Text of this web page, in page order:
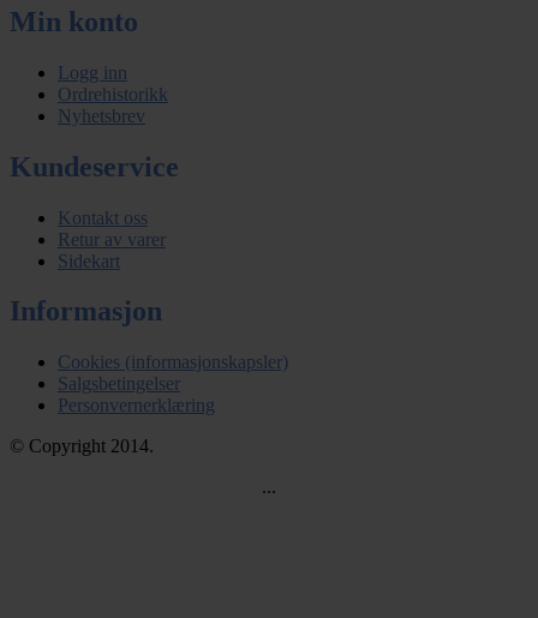
Min konto
Logg inn
Ordrehistorikk
Nyhetsbrev
Kundeservice
Kontakt oss
Retur av varer
Sidekart
Informasjon
Cookies (informasjonskapsler)
Salgsbetingelser
Personvernerklæring
© Copyright 2014.
...